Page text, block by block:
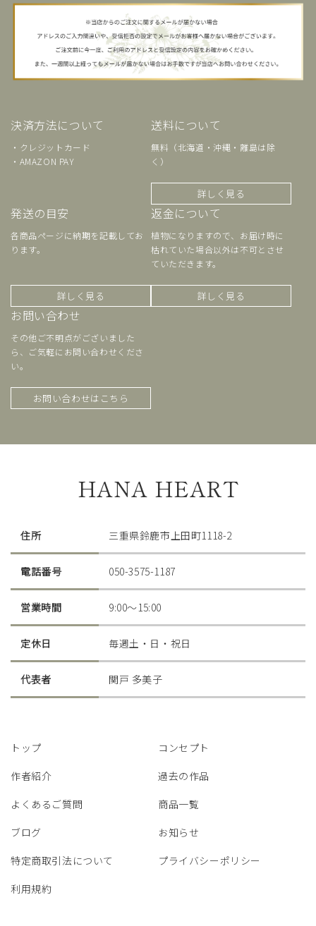
決済方法について
・クレジットカード
・AMAZON PAY
送料について
無料（北海道・沖縄・離島は除
く）
詳しく見る
発送の目安
各商品ページに納期を記載してお
ります。
詳しく見る
返金について
植物になりますので、お届け時に
枯れていた場合以外は不可とさせ
ていただきます。
詳しく見る
お問い合わせ
その他ご不明点がございました
ら、ご気軽にお問い合わせくださ
い。
お問い合わせはこちら
HANA HEART
住所 三重県鈴鹿市上田町1118-2
電話番号 050-3575-1187
営業時間 9:00〜15:00
定休日 毎週土・日・祝日
代表者 関戸 多美子
トップ
コンセプト
作者紹介
過去の作品
よくあるご質問
商品一覧
ブログ
お知らせ
特定商取引法について
プライバシーポリシー
利用規約